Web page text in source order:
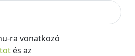
ra vonatkozó
és az